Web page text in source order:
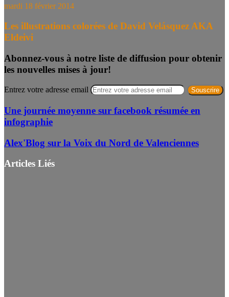
mardi 18 février 2014
Les illustrations colorées de David Velásquez AKA
Eldeivi
Abonnez-vous à notre liste de diffusion pour obtenir
les nouvelles mises à jour!
Entrez votre adresse email
Une journée moyenne sur facebook résumée en
infographie
Alex'Blog sur la Voix du Nord de Valenciennes
Articles Liés